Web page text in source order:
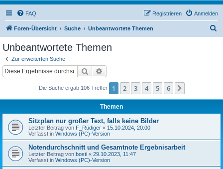
FAQ Anmelden
Registrieren
Foren-Übersicht Suche Unbeantwortete Themen
Unbeantwortete Themen
Zur erweiterten Suche
Suche
Die Suche ergab 106 Treffer 1 2 3 4 5 6
Themen
Sitzplan nur großer Text, falls keine Bilder
Letzter Beitrag von F_Rüdiger « 15.10.2024, 20:00
Verfasst in Windows (PC)-Version
Notendurchschnitt und Gesamtnote Ergebnisarbeit
Letzter Beitrag von bosti « 29.10.2023, 11:47
Verfasst in Windows (PC)-Version